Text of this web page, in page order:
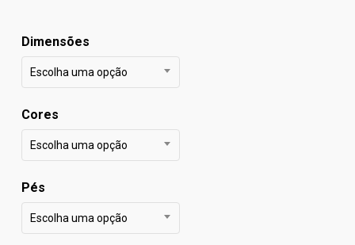
Dimensões
Escolha uma opção
Cores
Escolha uma opção
Pés
Escolha uma opção